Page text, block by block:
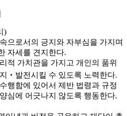
)
으로서의 긍지와 자부심을 가지며
자세를 견지한다.
적 가치관을 가지고 개인의 품위
‧발전시킬 수 있도록 노력한다.
행함에 있어서 제반 법령과 규정
심에 어긋나지 않도록 행동한다.